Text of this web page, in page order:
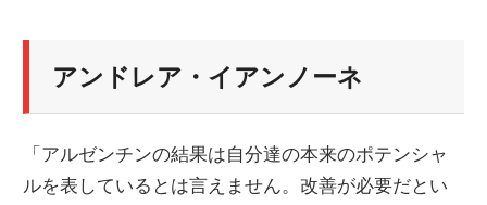
ス
アンドレア・イアンノーネ
「アルゼンチンの結果は自分達の本来のポテンシャ
ルを表しているとは言えません。改善が必要だとい